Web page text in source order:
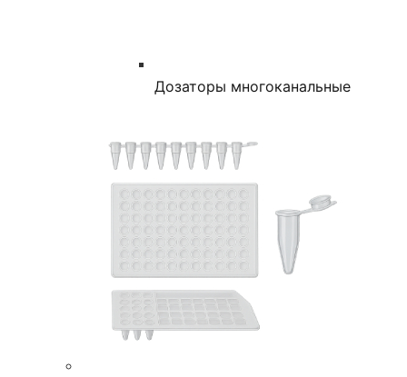
Дозаторы многоканальные